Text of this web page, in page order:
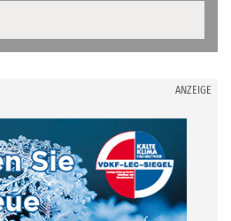
ANZEIGE